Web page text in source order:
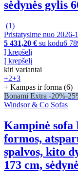
sėdynės gylis
(1)
Pristatysime nuo
5 431,20 € su kodu6
Į krepšelį
Į krepšelį
kiti variantai
+2+3
+ Kampas ir forma (6)
Bonami Extra -20%-
Windsor & Co Sofas
Kampinė sofa
formos,
spalvos, kito
173 cm,